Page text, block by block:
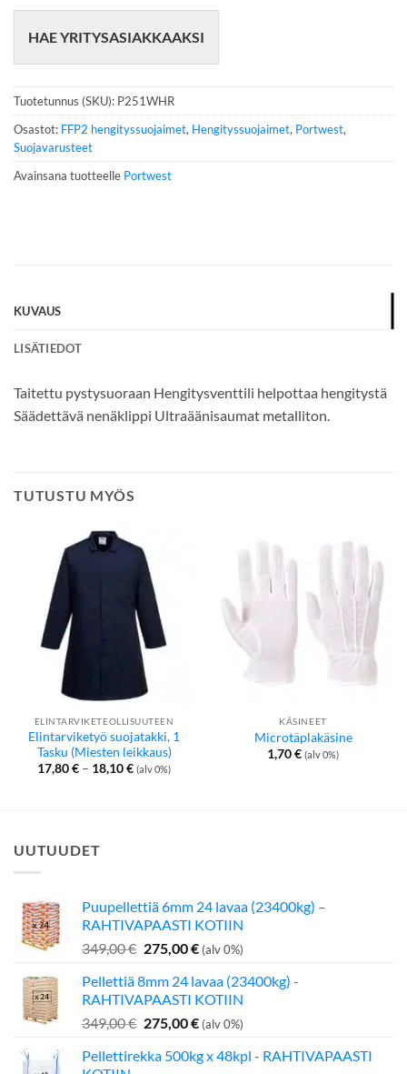
n
u
m
e
r
o
HAE YRITYSASIAKKAAKSI
Tuotetunnus (SKU): P251WHR
Osastot: FFP2 hengityssuojaimet, Hengityssuojaimet, Portwest,
Suojavarusteet
Avainsana tuotteelle Portwest
KUVAUS
LISÄTIEDOT
Taitettu pystysuoraan Hengitysventtili helpottaa hengitystä
Säädettävä nenäklippi Ultraäänisaumat metalliton.
TUTUSTU MYÖS
ELINTARVIKETEOLLISUUTEEN
Elintarviketyö suojatakki, 1
Tasku (Miesten leikkaus)
17,80€ – 18,10€Hintaluokka:
17,80 €
(alv 0%)
KÄSINEET
Microtäplakäsine
1,70€ (alv 0%)
UUTUUDET
Puupellettiä 6mm 24 lavaa (23400kg) –
RAHTIVAPAASTI KOTIIN
349,00€ Alkuperäinen
oli:
349,00 €.
275,00€Nykyinen
on:
275,00 €.
(alv 0%)
Pellettiä 8mm 24 lavaa (23400kg) -
RAHTIVAPAASTI KOTIIN
349,00€ Alkuperäinen
oli:
275,00€Nykyinen
on:
(alv 0%)
Pellettirekka 500kg x 48kpl - RAHTIVAPAASTI